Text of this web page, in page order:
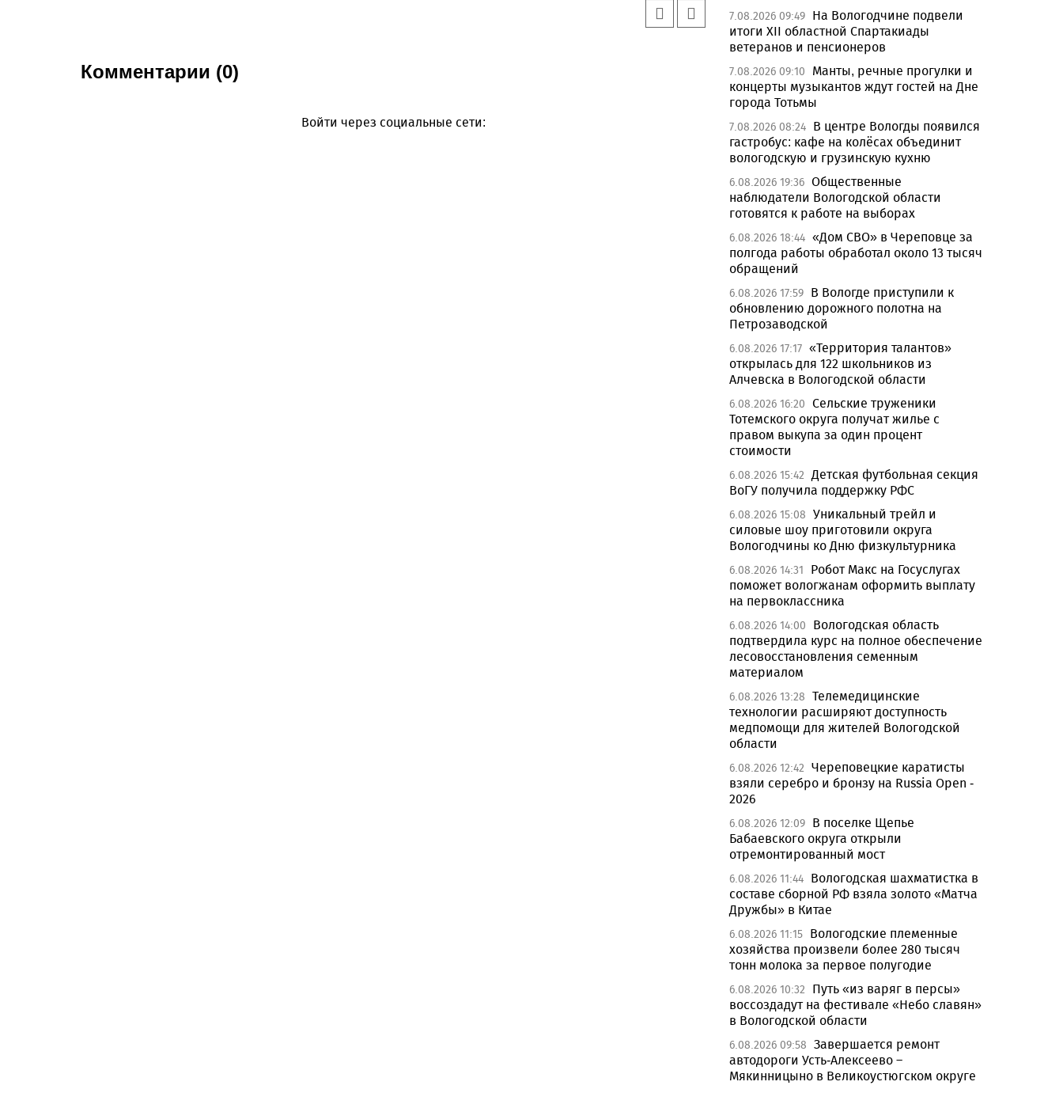
Комментарии (0)
Войти через социальные сети:
7.08.2026 09:49 На Вологодчине подвели
итоги XII областной Спартакиады
ветеранов и пенсионеров
7.08.2026 09:10
Манты, речные прогулки и
концерты музыкантов ждут гостей на Дне
города Тотьмы
7.08.2026 08:24 В центре Вологды появился
гастробус: кафе на колёсах объединит
вологодскую и грузинскую кухню
6.08.2026 19:36 Общественные
наблюдатели Вологодской области
готовятся к работе на выборах
6.08.2026 18:44 «Дом СВО» в Череповце за
полгода работы обработал около 13 тысяч
обращений
6.08.2026 17:59 В Вологде приступили к
обновлению дорожного полотна на
Петрозаводской
6.08.2026 17:17 «Территория талантов»
открылась для 122 школьников из
Алчевска в Вологодской области
6.08.2026 16:20 Сельские труженики
Тотемского округа получат жилье с
правом выкупа за один процент
стоимости
6.08.2026 15:42 Детская футбольная секция
ВоГУ получила поддержку РФС
6.08.2026 15:08 Уникальный трейл и
силовые шоу приготовили округа
Вологодчины ко Дню физкультурника
6.08.2026 14:31
Робот Макс на Госуслугах
поможет вологжанам оформить выплату
на первоклассника
6.08.2026 14:00
Вологодская область
подтвердила курс на полное обеспечение
лесовосстановления семенным
материалом
6.08.2026 13:28 Телемедицинские
технологии расширяют доступность
медпомощи для жителей Вологодской
области
6.08.2026 12:42 Череповецкие каратисты
взяли серебро и бронзу на Russia Open -
2026
6.08.2026 12:09 В поселке Щепье
Бабаевского округа открыли
отремонтированный мост
6.08.2026 11:44 Вологодская шахматистка в
составе сборной РФ взяла золото «Матча
Дружбы» в Китае
6.08.2026 11:15 Вологодские племенные
хозяйства произвели более 280 тысяч
тонн молока за первое полугодие
6.08.2026 10:32
Путь «из варяг в персы»
воссоздадут на фестивале «Небо славян»
в Вологодской области
6.08.2026 09:58 Завершается ремонт
автодороги Усть-Алексеево –
Мякинницыно в Великоустюгском округе